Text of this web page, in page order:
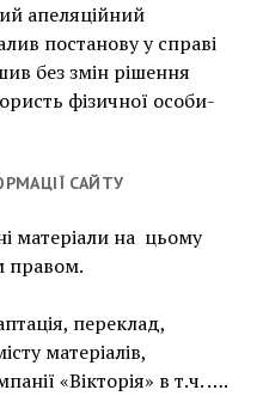
апеляційний
постанову у справі
без змін рішення
фізичної особи-
САЙТУ
матеріали на цьому
правом.
переклад,
матеріалів,
«Вікторія» в т.ч. ….